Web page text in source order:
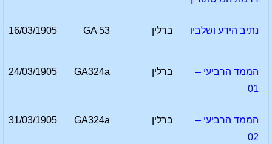
נתיב הידע ושלביו ברלין GA 53
16/03/1905
הממד הרביעי –
01
ברלין GA324a
24/03/1905
הממד הרביעי –
02
ברלין GA324a
31/03/1905